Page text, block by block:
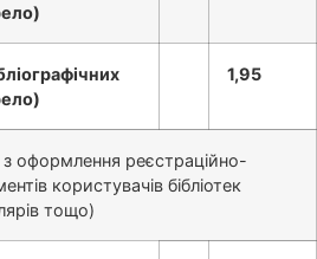
1,95
оформлення реєстраційно-
користувачів бібліотек
тощо)